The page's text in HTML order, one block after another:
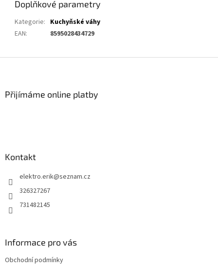
Doplňkové parametry
Kategorie: Kuchyňské váhy
EAN: 8595028434729
Přijímáme online platby
Kontakt
elektro.erik@seznam.cz
326327267
731482145
Informace pro vás
Obchodní podmínky